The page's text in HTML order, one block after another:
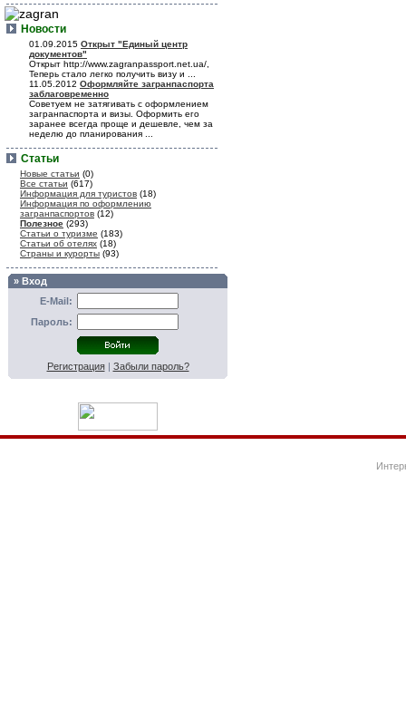
Новости
01.09.2015 Открыт "Единый центр
документов"
Открыт http://www.zagranpassport.net.ua/,
Теперь стало легко получить визу и ...
11.05.2012 Оформляйте загранпаспорта
заблаговременно
Советуем не затягивать с оформлением
загранпаспорта и визы. Оформить его
заранее всегда проще и дешевле, чем за
неделю до планирования ...
Статьи
Новые статьи (0)
Все статьи (617)
Информация для туристов (18)
Информация по оформлению
загранпаспортов (12)
Полезное (293)
Статьи о туризме (183)
Статьи об отелях (18)
Страны и курорты (93)
» Вход
E-Mail:
Пароль:
Регистрация| Забыли пароль?